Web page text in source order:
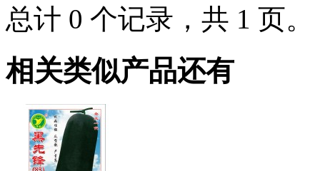
总计 0 个记录，共 1 页。
相关类似产品还有